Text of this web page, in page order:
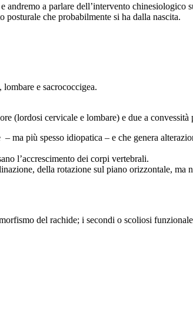
andremo a parlare dell’intervento
posturale che probabilmente si ha dalla nascita.
e sacrococcigea.
(lordosi cervicale e lombare) e due a convessità
– ma più spesso idiopatica – e che genera
l’accrescimento dei corpi vertebrali.
della rotazione sul piano orizzontale, ma
del rachide; i secondi o scoliosi